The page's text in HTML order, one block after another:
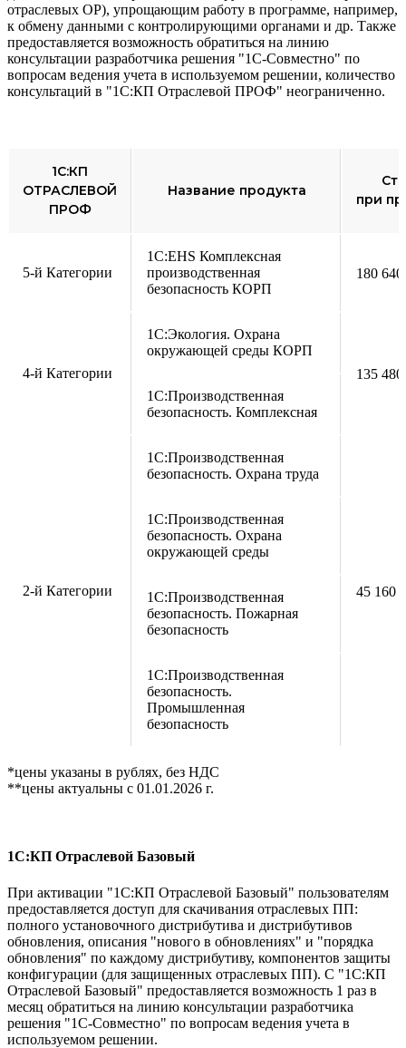
отраслевых ОР), упрощающим работу в программе, например,
к обмену данными с контролирующими органами и др. Также
предоставляется возможность обратиться на линию
консультации разработчика решения "1С-Совместно" по
вопросам ведения учета в используемом решении, количество
консультаций в "1С:КП Отраслевой ПРОФ" неограниченно.
1С:КП
ОТРАСЛЕВОЙ
ПРОФ
Название продукта
при
5-й Категории
1С:EHS Комплексная
производственная
безопасность КОРП
180
4-й Категории
1С:Экология. Охрана
окружающей среды КОРП
135
1С:Производственная
безопасность. Комплексная
2-й Категории
1С:Производственная
безопасность. Охрана труда
45 160
1С:Производственная
безопасность. Охрана
окружающей среды
1С:Производственная
безопасность. Пожарная
безопасность
1С:Производственная
безопасность.
Промышленная
безопасность
*цены указаны в рублях, без НДС
**цены актуальны с 01.01.2026 г.
1С:КП Отраслевой Базовый
При активации "1С:КП Отраслевой Базовый" пользователям
предоставляется доступ для скачивания отраслевых ПП:
полного установочного дистрибутива и дистрибутивов
обновления, описания "нового в обновлениях" и "порядка
обновления" по каждому дистрибутиву, компонентов защиты
конфигурации (для защищенных отраслевых ПП). С "1С:КП
Отраслевой Базовый" предоставляется возможность 1 раз в
месяц обратиться на линию консультации разработчика
решения "1С-Совместно" по вопросам ведения учета в
используемом решении.